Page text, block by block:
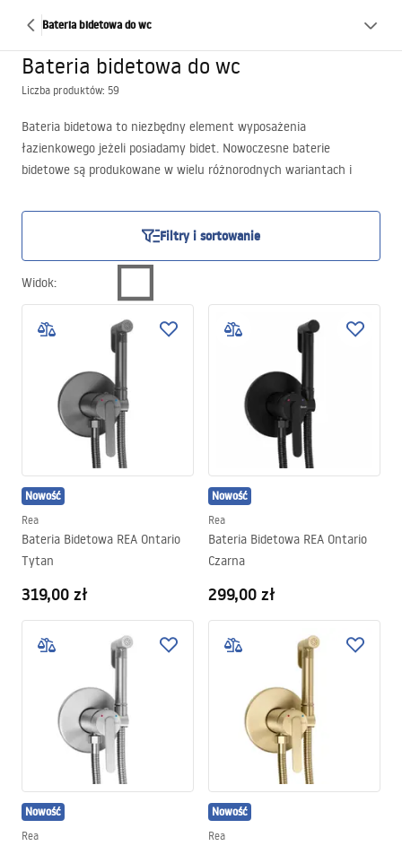
Bateria bidetowa do wc
Bateria bidetowa do wc
Liczba produktów: 59
Bateria bidetowa to niezbędny element wyposażenia
łazienkowego jeżeli posiadamy bidet. Nowoczesne baterie
bidetowe są produkowane w wielu różnorodnych wariantach i
wnętrza. Dodatkowo, baterie bidetowe do WC są produkowane w
wielu kolorach, co tym bardziej ułatwi wybór. Kran bidetowy
polecamy dobierać do baterii umywalkowej oraz do baterii
prysznicowej. Z pewnością komplet będzie się prezentował bardzo
Filtry i sortowanie
Widok:
Nowość
Rea
Bateria Bidetowa REA Ontario
Tytan
319,00 zł
Nowość
Rea
Bateria Bidetowa REA Ontario
Czarna
299,00 zł
Nowość
Rea
Nowość
Rea